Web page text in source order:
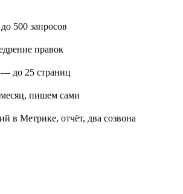
500 запросов
правок
до 25 страниц
пишем сами
в Метрике, отчёт, два созвона